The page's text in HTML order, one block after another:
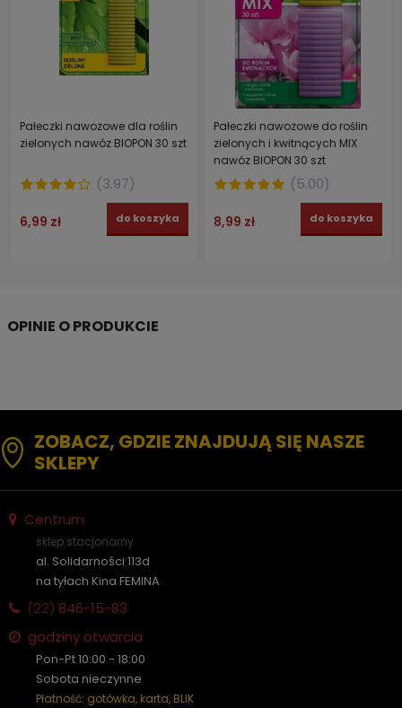
Pałeczki nawozowe dla roślin
zielonych nawóz BIOPON 30 szt
(3.97)
6,99 zł do koszyka
Pałeczki nawozowe do roślin
zielonych i kwitnących MIX
nawóz BIOPON 30 szt
(5.00)
8,99 zł do koszyka
ZOBACZ, GDZIE ZNAJDUJĄ SIĘ NASZE
SKLEPY
Centrum
sklep stacjonarny
al. Solidarności 113d
na tyłach Kina FEMINA
(22) 846-15-83
godziny otwarcia
Pon-Pt 10:00 - 18:00
Sobota nieczynne
Płatność: gotówka, karta, BLIK